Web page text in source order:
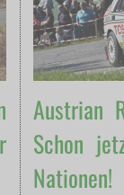
Austrian
Schon
Nationen!